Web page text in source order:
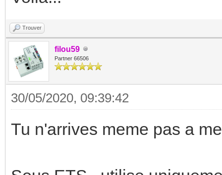
Trouver
filou59
Partner 66506
30/05/2020, 09:39:42
Tu n'arrives meme pas a